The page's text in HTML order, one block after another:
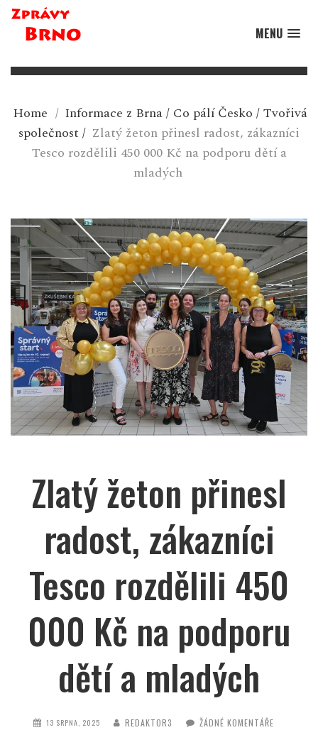
MENU
Home / Informace z Brna/ Co pálí Česko /Tvořivá
společnost / Zlatý žeton přinesl radost, zákazníci
Tesco rozdělili 450 000 Kč na podporu dětí a
mladých
Zlatý žeton přinesl
radost, zákazníci
Tesco rozdělili 450
000 Kč na podporu
dětí a mladých
13 SRPNA, 2025 REDAKTOR3 ŽÁDNÉ KOMENTÁŘE